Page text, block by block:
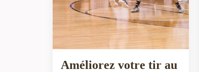
Améliorez votre tir au